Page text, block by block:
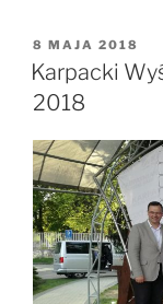
OPUBLIKOWANE
W
8 MAJA 2018
Karpacki
2018